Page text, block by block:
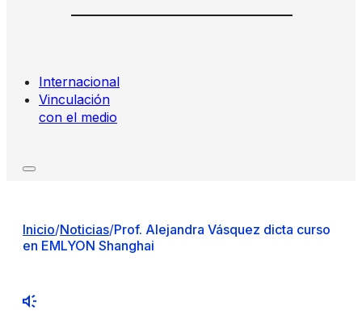
Internacional
Vinculación
con el medio
Inicio/Noticias/Prof. Alejandra Vásquez dicta curso
en EMLYON Shanghai